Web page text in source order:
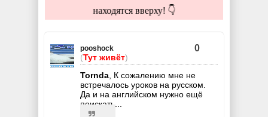
находятся вверху! 👇
pooshock
(Тут живёт)
0
Tornda , К сожалению мне не
встречалось уроков на русском.
Да и на английском нужно ещё
поискать...